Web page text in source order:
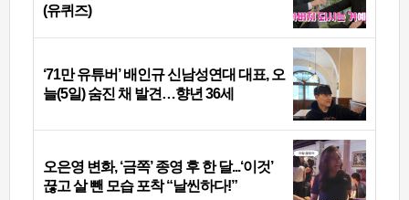
(유퀴즈)
‘71만 유튜버’ 배인규 신남성연대 대표, 오
늘(5일) 숨진 채 발견…향년 36세
오은영 변화, ‘금쪽’ 종영 후 한 달...‘이것’
끊고 살 뺀 모습 포착 “날씬하다!”